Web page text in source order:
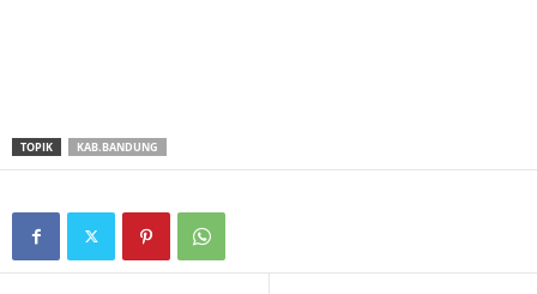
TOPIK KAB.BANDUNG